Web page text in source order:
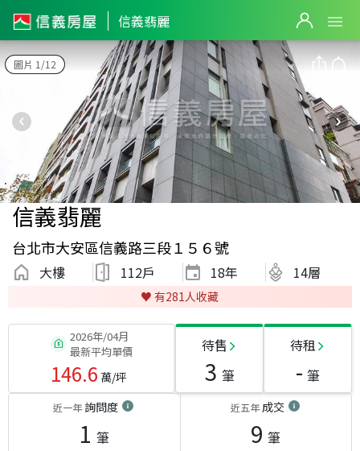
信義翡麗
圖片 1/12
信義翡麗
台北市大安區信義路三段１５６號
大樓 112戶 18年 14層
♥️ 有281 人收藏
2026年/04月
最新平均單價
146.6 萬/坪
待售
3 筆
待租
- 筆
近一年詢問度
1 筆
近五年成交
9 筆